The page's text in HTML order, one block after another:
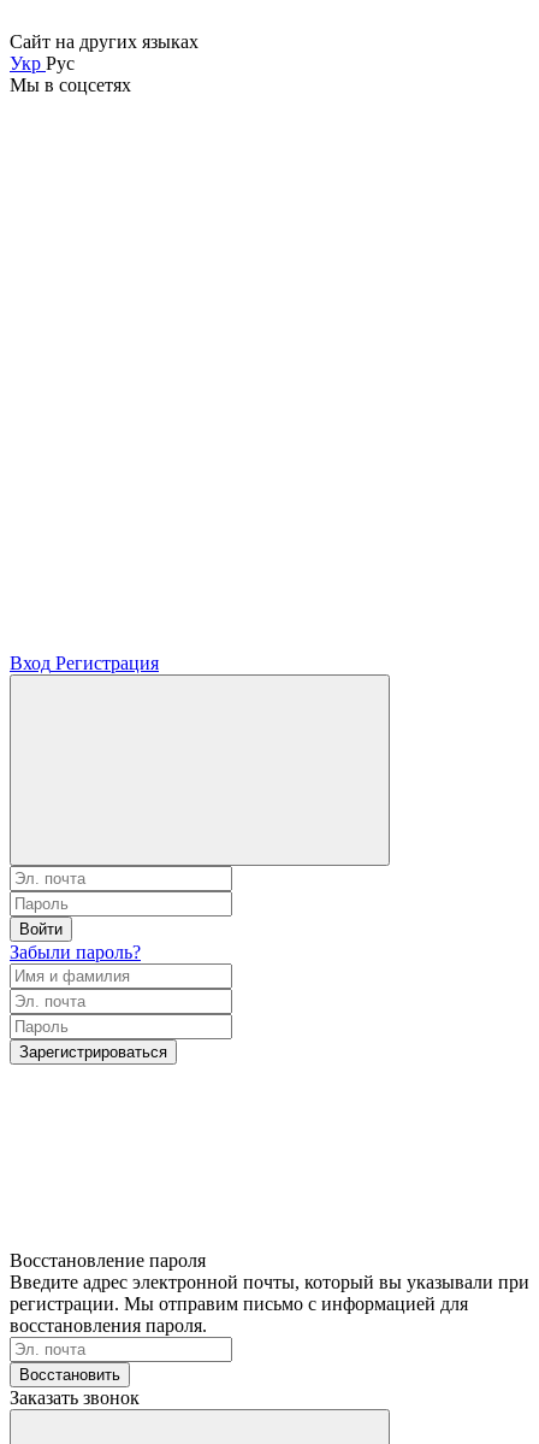
Сайт на других языках
Укр Рус
Мы в соцсетях
Вход Регистрация
Войти
Забыли пароль?
Зарегистрироваться
Восстановление пароля
Введите адрес электронной почты, который вы указывали при
регистрации. Мы отправим письмо с информацией для
восстановления пароля.
Восстановить
Заказать звонок